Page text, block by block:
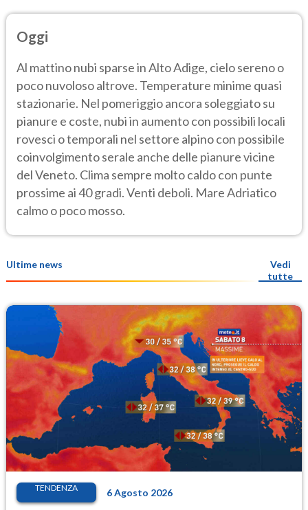
Oggi
Al mattino nubi sparse in Alto Adige, cielo sereno o
poco nuvoloso altrove. Temperature minime quasi
stazionarie. Nel pomeriggio ancora soleggiato su
pianure e coste, nubi in aumento con possibili locali
rovesci o temporali nel settore alpino con possibile
coinvolgimento serale anche delle pianure vicine
del Veneto. Clima sempre molto caldo con punte
prossime ai 40 gradi. Venti deboli. Mare Adriatico
calmo o poco mosso.
Ultime news
Vedi
tutte
TENDENZA 6 Agosto 2026